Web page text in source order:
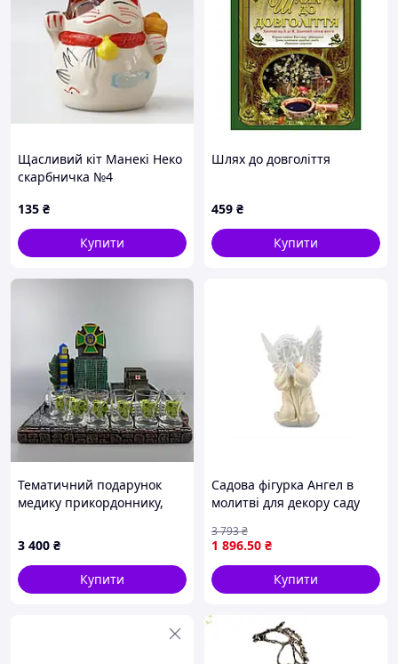
Щасливий кіт Манекі Неко
скарбничка №4
135 ₴
Купити
Шлях до довголіття
459 ₴
Купити
Тематичний подарунок
медику прикордоннику,
M1152" ручної роботи
3 400 ₴
Купити
Садова фігурка Ангел в
молитві для декору саду
28,5 см
1 896.50 ₴
3 793₴
Купити